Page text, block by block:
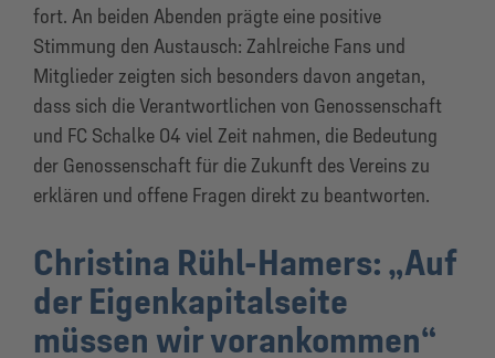
fort. An beiden Abenden prägte eine positive
Stimmung den Austausch: Zahlreiche Fans und
Mitglieder zeigten sich besonders davon angetan,
dass sich die Verantwortlichen von Genossenschaft
und FC Schalke 04 viel Zeit nahmen, die Bedeutung
der Genossenschaft für die Zukunft des Vereins zu
erklären und offene Fragen direkt zu beantworten.
Christina Rühl-Hamers: „Auf
der Eigenkapitalseite
müssen wir vorankommen“